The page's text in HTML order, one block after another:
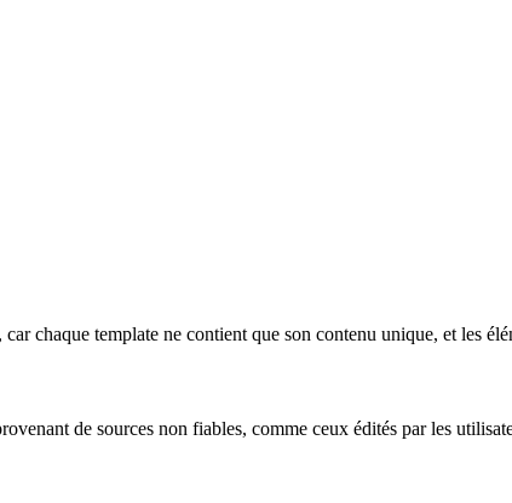
chaque template ne contient que son contenu unique, et les
de sources non fiables, comme ceux édités par les